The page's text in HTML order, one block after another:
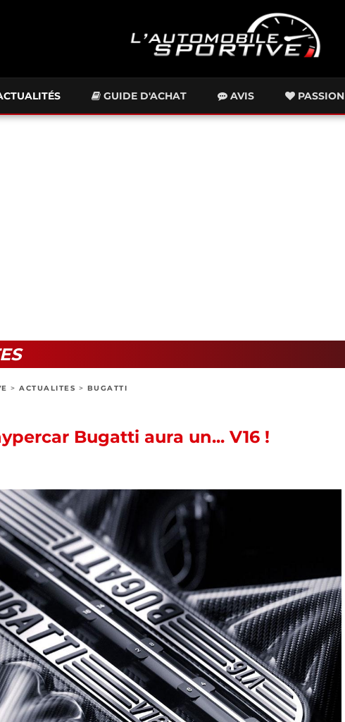
GUIDE D'ACHAT AVIS PASSION
> ACTUALITES > BUGATTI
Bugatti aura un... V16 !